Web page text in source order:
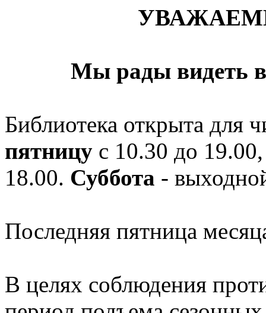
Мы рады видеть
Библиотека открыта для
пятницу с 10.30 до
18.00. Суббота -
Последняя пятница
В целях соблюдения